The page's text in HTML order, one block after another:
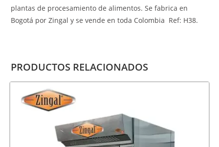
plantas de procesamiento de alimentos. Se fabrica en
Bogotá por Zingal y se vende en toda Colombia Ref: H38.
PRODUCTOS RELACIONADOS